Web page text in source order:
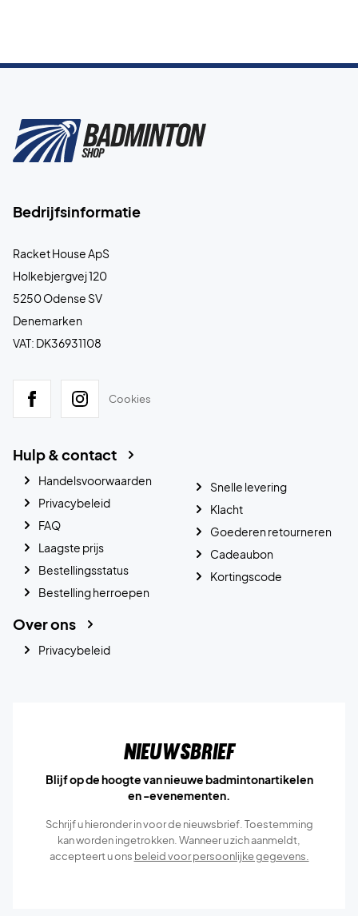
Bedrijfsinformatie
Racket House ApS
Holkebjergvej 120
5250 Odense SV
Denemarken
VAT: DK36931108
Cookies
Hulp & contact
Handelsvoorwaarden
Privacybeleid
FAQ
Laagste prijs
Bestellingsstatus
Bestelling herroepen
Snelle levering
Klacht
Goederen retourneren
Cadeaubon
Kortingscode
Over ons
Privacybeleid
Nieuwsbrief
Blijf op de hoogte van nieuwe badmintonartikelen
en -evenementen.
Schrijf u hieronder in voor de nieuwsbrief. Toestemming
kan worden ingetrokken. Wanneer u zich aanmeldt,
accepteert u ons beleid voor persoonlijke gegevens.